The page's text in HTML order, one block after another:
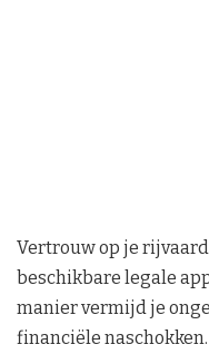
Vertrouw op je
beschikbare legale
manier vermijd je
financiële naschokken.